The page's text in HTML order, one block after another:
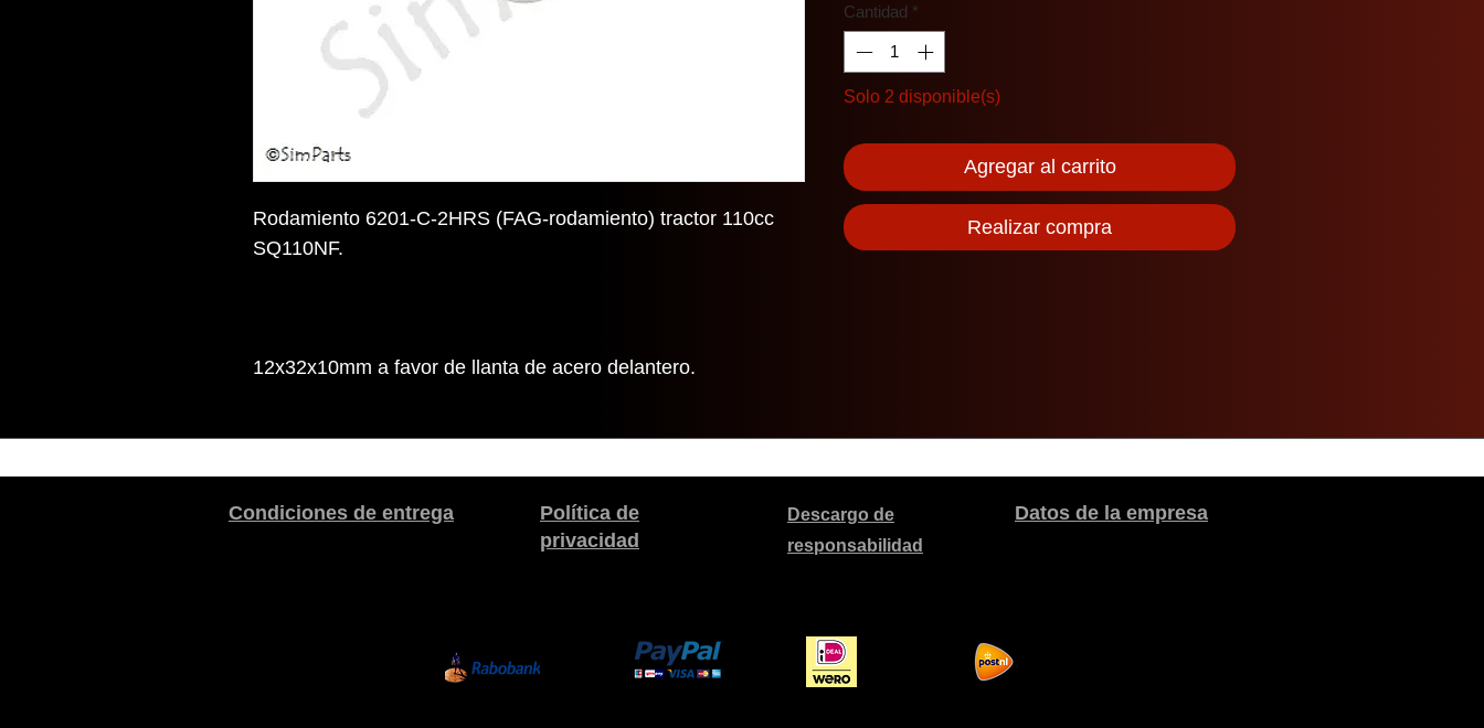
Rodamiento 6201-C-2HRS (FAG-rodamiento) tractor 110cc
SQ110NF.
12x32x10mm a favor de llanta de acero delantero.
Cantidad *
Solo 2 disponible(s)
Agregar al carrito
Realizar compra
Condiciones de entrega
Política de
privacidad
Descargo de
responsabilidad
Datos de la empresa